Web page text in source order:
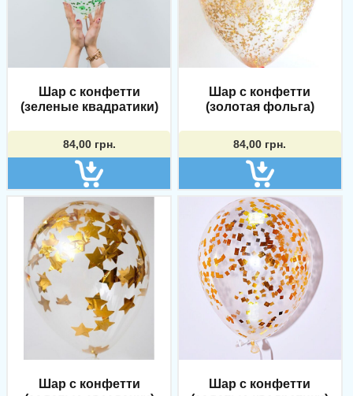
Шар с конфетти
(зеленые квадратики)
84,00 грн.
Шар с конфетти
(золотая фольга)
84,00 грн.
Шар с конфетти
Шар с конфетти